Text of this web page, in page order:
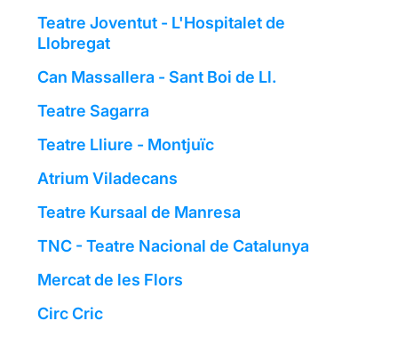
Teatre Joventut - L'Hospitalet de
Llobregat
Can Massallera - Sant Boi de Ll.
Teatre Sagarra
Teatre Lliure - Montjuïc
Atrium Viladecans
Teatre Kursaal de Manresa
TNC - Teatre Nacional de Catalunya
Mercat de les Flors
Circ Cric